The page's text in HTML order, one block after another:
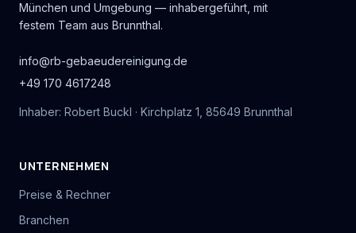
München und Umgebung — inhabergeführt, mit
festem Team aus Brunnthal.
info@rb-gebaeudereinigung.de
+49 170 4617248
Inhaber: Robert Buckl · Kirchplatz 1, 85649 Brunnthal
UNTERNEHMEN
Preise & Rechner
Branchen